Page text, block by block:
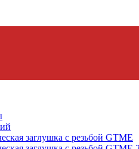
заглушка с резьбой GTME